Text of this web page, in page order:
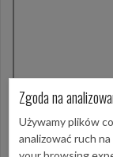
Zgoda na
Używamy plików
analizować ruch